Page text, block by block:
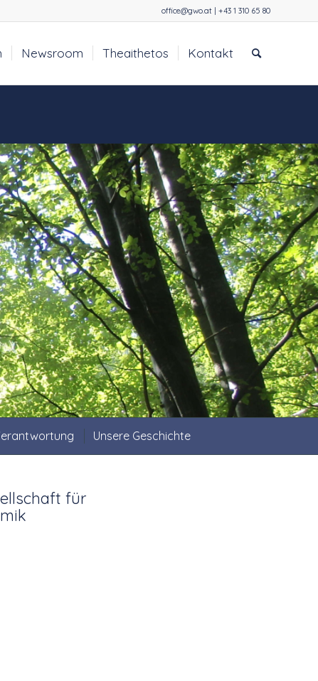
office@gwo.at | +43 1 310 65 80
Newsroom Theaithetos Kontakt
Unsere Geschichte
für